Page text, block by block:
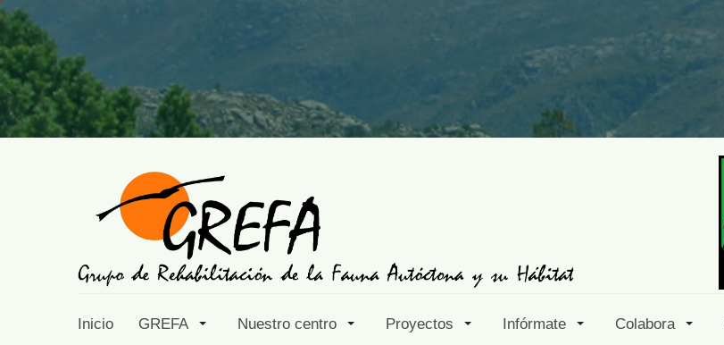
Inicio GREFA Nuestro centro Proyectos Infórmate Colabora